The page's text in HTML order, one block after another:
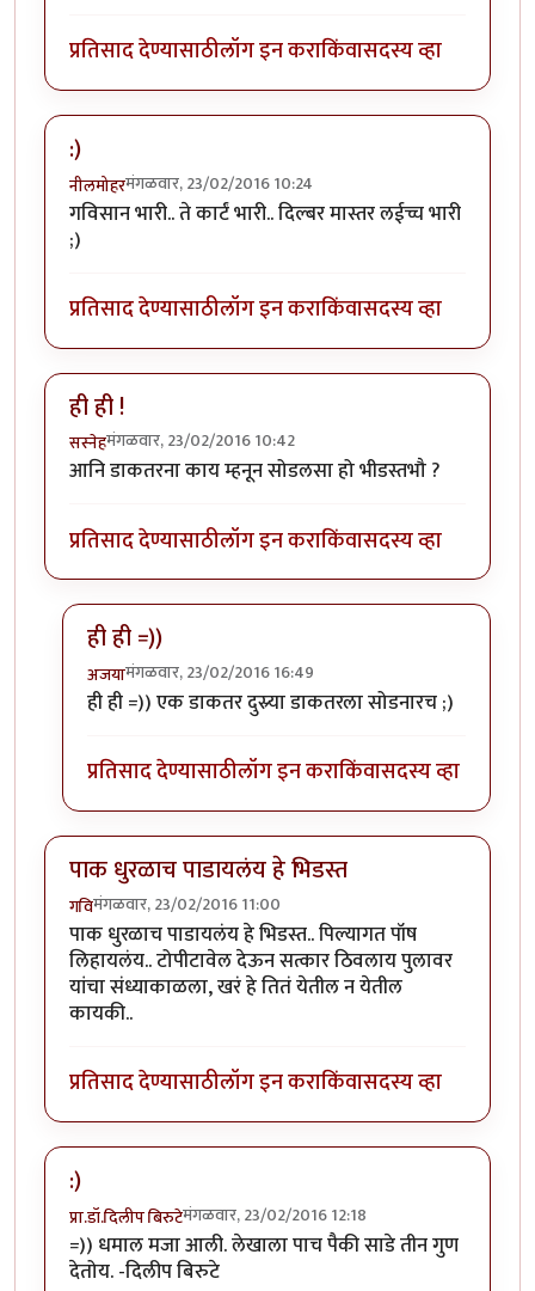
प्रतिसाद देण्यासाठीलॉग इन कराकिंवासदस्य व्हा
:)
नीलमोहरमंगळवार, 23/02/2016 10:24
गविसान भारी.. ते कार्टं भारी.. दिल्बर मास्तर लईच्च भारी
;)
प्रतिसाद देण्यासाठीलॉग इन कराकिंवासदस्य व्हा
ही ही !
सस्नेहमंगळवार, 23/02/2016 10:42
आनि डाकतरना काय म्हनून सोडलसा हो भीडस्तभौ ?
प्रतिसाद देण्यासाठीलॉग इन कराकिंवासदस्य व्हा
ही ही =))
अजयामंगळवार, 23/02/2016 16:49
In reply toही ही !byसस्नेह
ही ही =)) एक डाकतर दुस्र्या डाकतरला सोडनारच ;)
प्रतिसाद देण्यासाठीलॉग इन कराकिंवासदस्य व्हा
पाक धुरळाच पाडायलंय हे भिडस्त
गविमंगळवार, 23/02/2016 11:00
पाक धुरळाच पाडायलंय हे भिडस्त.. पिल्यागत पॉष
लिहायलंय.. टोपीटावेल देऊन सत्कार ठिवलाय पुलावर
यांचा संध्याकाळला, खरं हे तितं येतील न येतील
कायकी..
प्रतिसाद देण्यासाठीलॉग इन कराकिंवासदस्य व्हा
:)
प्रा.डॉ.दिलीप बिरुटेमंगळवार, 23/02/2016 12:18
=)) धमाल मजा आली. लेखाला पाच पैकी साडे तीन गुण
देतोय. -दिलीप बिरुटे